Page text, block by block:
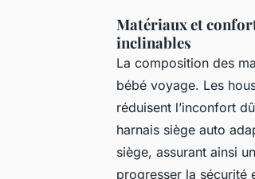
Matériaux et
inclinables
La composition des
bébé voyage. Les
réduisent l’inconfort
harnais siège auto
siège, assurant ainsi
progresser la sécurité